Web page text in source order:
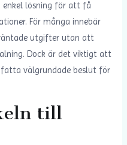
enkel lösning för att få
För många innebär
utgifter utan att
Dock är det viktigt att
välgrundade beslut för
till